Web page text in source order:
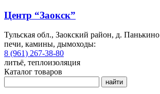
Центр “Заокск”
Тульская обл., Заокский район, д. Панькино
печи, камины, дымоходы:
8 (961) 267-38-80
литьё, теплоизоляция
Каталог товаров
найти